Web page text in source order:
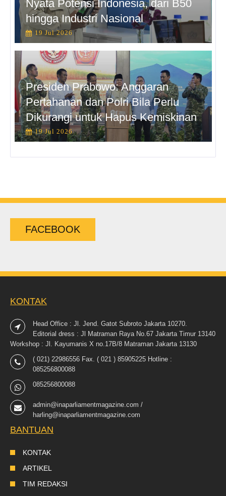
Nyata Potensi Indonesia, dari B50
hingga Industri Nasional
19 Jul 2026
Presiden Prabowo: Anggaran
Pertahanan dan Polri Bila Perlu
Dikurangi untuk Hapus Kemiskinan
19 Jul 2026
FACEBOOK
KONTAK
Head Office : Jl. Jend. Gatot Subroto Jakarta 10270.
Editorial dress : Jl Matraman Raya No.67 Jakarta Timur 13140
Workshop : Jl. Kayumanis X no.17B/8 Matraman Jakarta 13130
( 021) 22986556 Fax. ( 021 ) 85905225 Hotline :
085256800088
085256800088
admin@inaparliamentmagazine.com /
harling@inaparliamentmagazine.com
BANTUAN
KONTAK
ARTIKEL
TIM REDAKSI